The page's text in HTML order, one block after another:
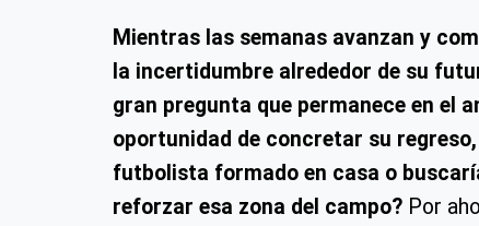
Mientras las semanas avanzan y
la incertidumbre alrededor de su
gran pregunta que permanece en el
oportunidad de concretar su
futbolista formado en casa o
reforzar esa zona del campo? Por